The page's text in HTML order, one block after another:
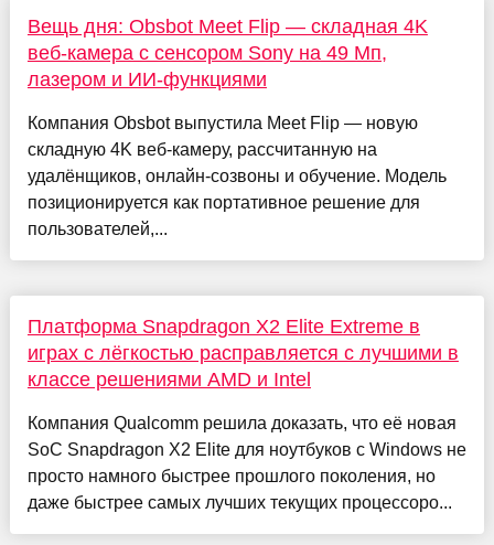
Вещь дня: Obsbot Meet Flip — складная 4K
веб-камера с сенсором Sony на 49 Мп,
лазером и ИИ-функциями
Компания Obsbot выпустила Meet Flip — новую
складную 4K веб-камеру, рассчитанную на
удалёнщиков, онлайн-созвоны и обучение. Модель
позиционируется как портативное решение для
пользователей,...
Платформа Snapdragon X2 Elite Extreme в
играх с лёгкостью расправляется с лучшими в
классе решениями AMD и Intel
Компания Qualcomm решила доказать, что её новая
SoC Snapdragon X2 Elite для ноутбуков с Windows не
просто намного быстрее прошлого поколения, но
даже быстрее самых лучших текущих процессоро...